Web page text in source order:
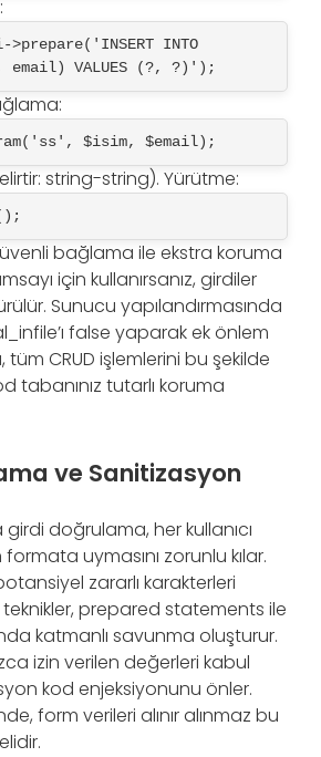
INTO
VALUES (?, ?)');
$isim, $email);
string-string). Yürütme:
bağlama ile ekstra koruma
için kullanırsanız, girdiler
Sunucu yapılandırmasında
false yaparak ek önlem
tüm CRUD işlemlerini bu şekilde
tabanınız tutarlı koruma
ve Sanitizasyon
doğrulama, her kullanıcı
uymasını zorunlu kılar.
zararlı karakterleri
prepared statements ile
katmanlı savunma oluşturur.
izin verilen değerleri kabul
kod enjeksiyonunu önler.
form verileri alınır alınmaz bu